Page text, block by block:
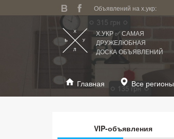
Объявлений на х.укр:
Х.УКР ✅ САМАЯ
ДРУЖЕЛЮБНАЯ
ДОСКА ОБЪЯВЛЕНИЙ
Главная Все регионы
VIP-объявления